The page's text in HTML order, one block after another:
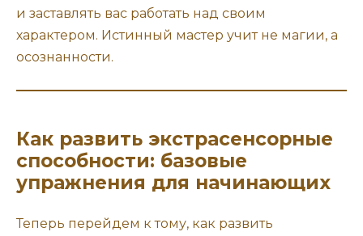
и заставлять вас работать над своим
характером. Истинный мастер учит не магии, а
осознанности.
Как развить экстрасенсорные
способности: базовые
упражнения для начинающих
Теперь перейдем к тому, как развить